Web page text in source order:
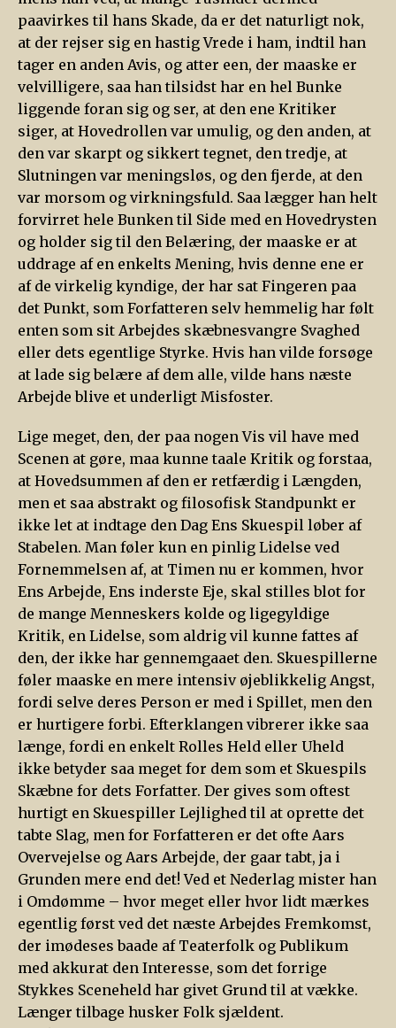
paavirkes til hans Skade, da er det naturligt nok,
at der rejser sig en hastig Vrede i ham, indtil han
tager en anden Avis, og atter een, der maaske er
velvilligere, saa han tilsidst har en hel Bunke
liggende foran sig og ser, at den ene Kritiker
siger, at Hovedrollen var umulig, og den anden, at
den var skarpt og sikkert tegnet, den tredje, at
Slutningen var meningsløs, og den fjerde, at den
var morsom og virkningsfuld. Saa lægger han helt
forvirret hele Bunken til Side med en Hovedrysten
og holder sig til den Belæring, der maaske er at
uddrage af en enkelts Mening, hvis denne ene er
af de virkelig kyndige, der har sat Fingeren paa
det Punkt, som Forfatteren selv hemmelig har følt
enten som sit Arbejdes skæbnesvangre Svaghed
eller dets egentlige Styrke. Hvis han vilde forsøge
at lade sig belære af dem alle, vilde hans næste
Arbejde blive et underligt Misfoster.
Lige meget, den, der paa nogen Vis vil have med
Scenen at gøre, maa kunne taale Kritik og forstaa,
at Hovedsummen af den er retfærdig i Længden,
men et saa abstrakt og filosofisk Standpunkt er
ikke let at indtage den Dag Ens Skuespil løber af
Stabelen. Man føler kun en pinlig Lidelse ved
Fornemmelsen af, at Timen nu er kommen, hvor
Ens Arbejde, Ens inderste Eje, skal stilles blot for
de mange Menneskers kolde og ligegyldige
Kritik, en Lidelse, som aldrig vil kunne fattes af
den, der ikke har gennemgaaet den. Skuespillerne
føler maaske en mere intensiv øjeblikkelig Angst,
fordi selve deres Person er med i Spillet, men den
er hurtigere forbi. Efterklangen vibrerer ikke saa
længe, fordi en enkelt Rolles Held eller Uheld
ikke betyder saa meget for dem som et Skuespils
Skæbne for dets Forfatter. Der gives som oftest
hurtigt en Skuespiller Lejlighed til at oprette det
tabte Slag, men for Forfatteren er det ofte Aars
Overvejelse og Aars Arbejde, der gaar tabt, ja i
Grunden mere end det! Ved et Nederlag mister han
i Omdømme – hvor meget eller hvor lidt mærkes
egentlig først ved det næste Arbejdes Fremkomst,
der imødeses baade af Teaterfolk og Publikum
med akkurat den Interesse, som det forrige
Stykkes Sceneheld har givet Grund til at vække.
Længer tilbage husker Folk sjældent.